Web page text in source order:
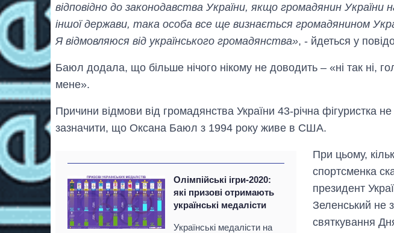
відповідно до законодавства України, якщо громадянин України
іншої держави, така особа все ще визнається громадянином
Я відмовляюся від українського громадянства», - йдеться у
Баюл додала, що більше нічого нікому не доводить – «ні так ні,
мене».
Причини відмови від громадянства України 43-річна фігуристка
зазначити, що Оксана Баюл з 1994 року живе в США.
Олімпійські ігри-2020:
які призові отримають
українські медалісти
Українські медалісти на
При цьому,
спортсменка
президент
Зеленський не
святкування